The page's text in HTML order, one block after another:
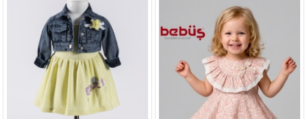
ERKEK
KIZ ÇOCUK
ERKEK
KIZ ÇOCUK
ERKEK
KIZ ÇOCUK